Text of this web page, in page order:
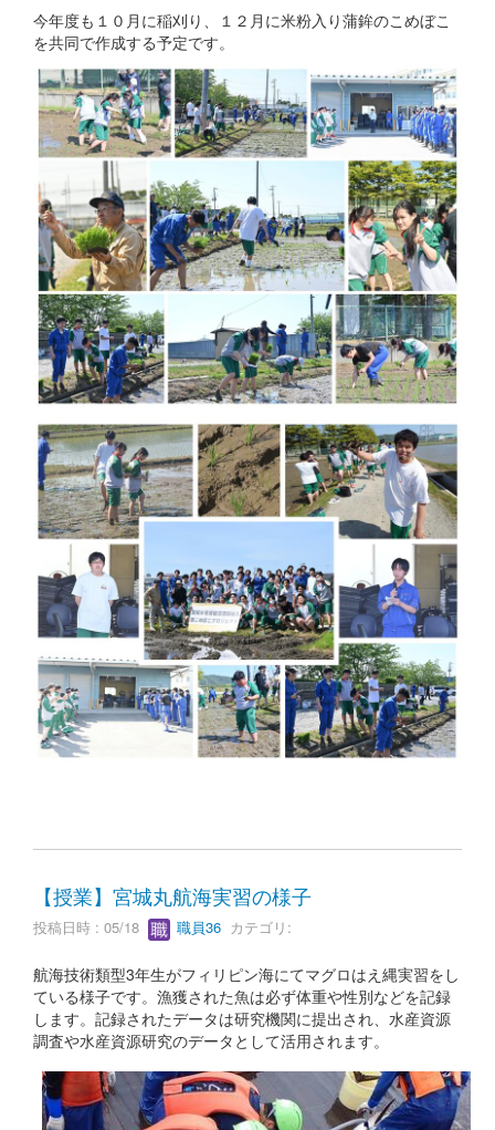
今年度も１０月に稲刈り、１２月に米粉入り蒲鉾のこめぼこ
を共同で作成する予定です。
【授業】宮城丸航海実習の様子
投稿日時 : 05/18 職員36 カテゴリ:
航海技術類型3年生がフィリピン海にてマグロはえ縄実習をし
ている様子です。漁獲された魚は必ず体重や性別などを記録
します。記録されたデータは研究機関に提出され、水産資源
調査や水産資源研究のデータとして活用されます。